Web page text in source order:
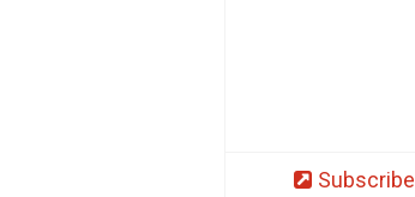
Subscribe